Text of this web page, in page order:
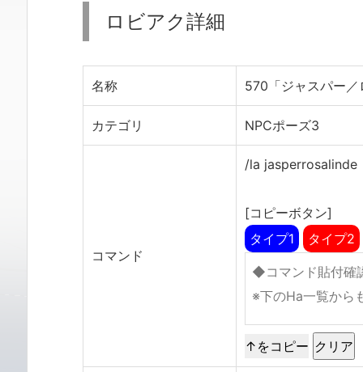
ロビアク詳細
名称 570「ジャスパー／
カテゴリ NPCポーズ3
コマンド
/la jasperrosalinde
[コピーボタン]
タイプ1
タイプ2
↑をコピー